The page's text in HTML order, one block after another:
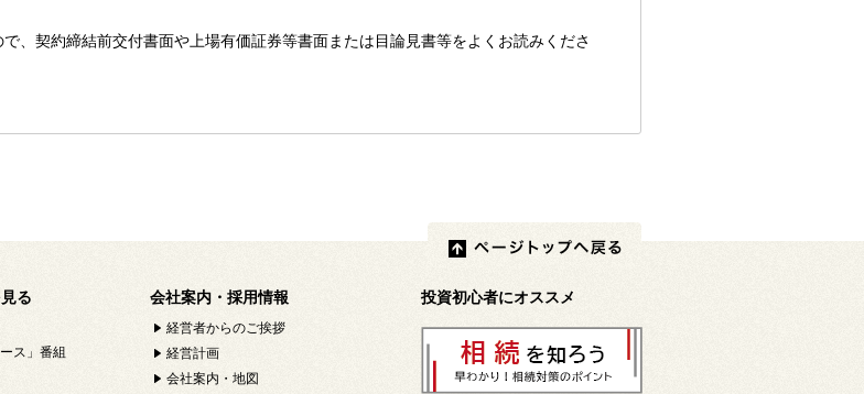
、契約締結前交付書面や上場有価証券等書面または目論見書等をよくお読みくださ
る
ス」番組
会社案内・採用情報
経営者からのご挨拶
経営計画
会社案内・地図
投資初心者にオススメ